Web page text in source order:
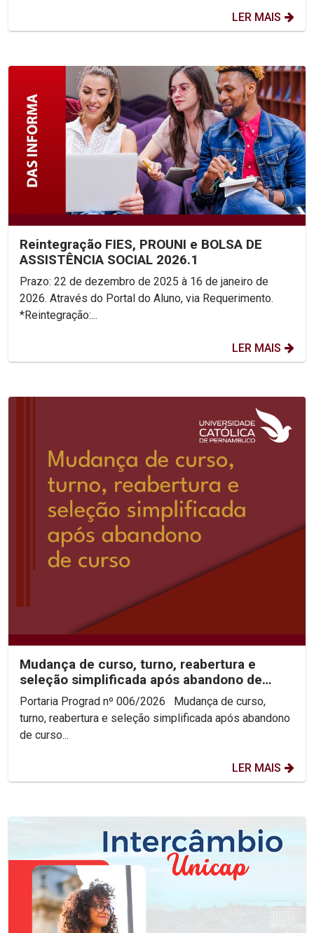
LER MAIS
Reintegração FIES, PROUNI e BOLSA DE
ASSISTÊNCIA SOCIAL 2026.1
Prazo: 22 de dezembro de 2025 à 16 de janeiro de
2026. Através do Portal do Aluno, via Requerimento.
*Reintegração:...
LER MAIS
Mudança de curso, turno, reabertura e
seleção simplificada após abandono de
curso 2026.2
Portaria Prograd nº 006/2026 Mudança de curso,
turno, reabertura e seleção simplificada após abandono
de curso...
LER MAIS